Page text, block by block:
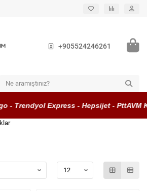
+905524246261
Trendyol Express - Hepsijet - PttAVM